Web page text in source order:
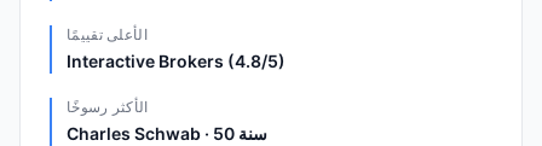
الأعلى تقييمًا
Interactive Brokers (4.8/5)
الأكثر رسوخًا
Charles Schwab · 50 سنة